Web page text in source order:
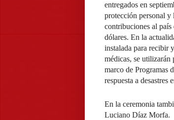
entregados en
protección personal y
contribuciones al
dólares. En la
instalada para recibir
médicas, se utilizarán
marco de Programas
respuesta a desastres
En la ceremonia
Luciano Díaz Morfa.